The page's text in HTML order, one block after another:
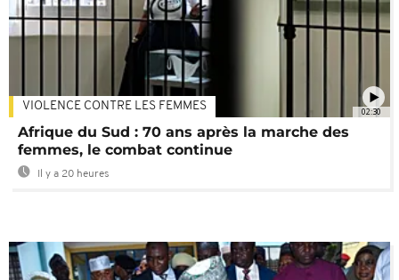
02:30
VIOLENCE CONTRE LES FEMMES
Afrique du Sud : 70 ans après la marche des
femmes, le combat continue
Il y a 20 heures